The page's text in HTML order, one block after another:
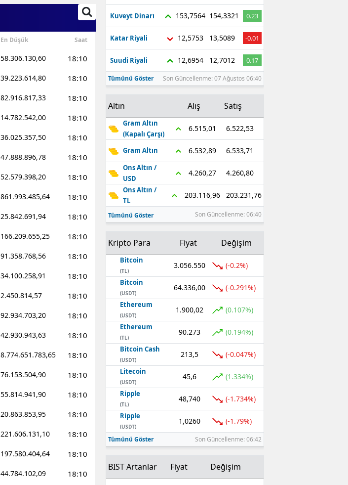
Denizli
Diyarbakır
Elazığ
Erzurum
Eskişehir
Gaziantep
Giresun
Gümüşhane
Hakkari
Isparta
Mersin
İstanbul
Kars
Kastamonu
Kayseri
Kırklareli
Kırşehir
Kocaeli
Kütahya
En Düşük Saat
58.306.130,60 18:10
39.223.614,80 18:10
82.916.817,33 18:10
14.782.542,00 18:10
36.025.357,50 18:10
47.888.896,78 18:10
52.579.398,20 18:10
861.993.485,64 18:10
25.842.691,94 18:10
166.209.655,25 18:10
91.358.768,56 18:10
34.100.258,91 18:10
2.450.814,57 18:10
92.934.703,20 18:10
42.930.943,63 18:10
8.774.651.783,65 18:10
76.153.504,90 18:10
55.814.941,90 18:10
20.863.853,95 18:10
221.606.131,10 18:10
197.580.404,64 18:10
44.784.102,09 18:10
Kuveyt Dinarı 153,7564 154,3321 0.23
Katar Riyali 12,5753 13,5089 -0.01
Suudi Riyali 12,6954 12,7012 0.17
Tümünü Göster Son Güncellenme: 07 Ağustos 06:40
Altın Alış Satış
Gram Altın
(Kapalı Çarşı)
6.515,01 6.522,53
Gram Altın 6.532,89 6.533,71
Ons Altın /
USD
4.260,27 4.260,80
Ons Altın /
TL
203.116,96 203.231,76
Tümünü Göster Son Güncellenme: 06:40
Kripto Para Fiyat Değişim
Bitcoin
(TL)
3.056.550 (-0.2%)
Bitcoin
(USDT)
64.336,00 (-0.291%)
Ethereum
(USDT)
1.900,02 (0.107%)
Ethereum
(TL)
90.273 (0.194%)
Bitcoin Cash
(USDT)
213,5 (-0.047%)
Litecoin
(USDT)
45,6 (1.334%)
Ripple
(TL)
48,740 (-1.734%)
Ripple
(USDT)
1,0260 (-1.79%)
Tümünü Göster Son Güncellenme: 06:42
BIST Artanlar Fiyat Değişim